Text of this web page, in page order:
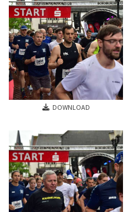
DOWNLOAD